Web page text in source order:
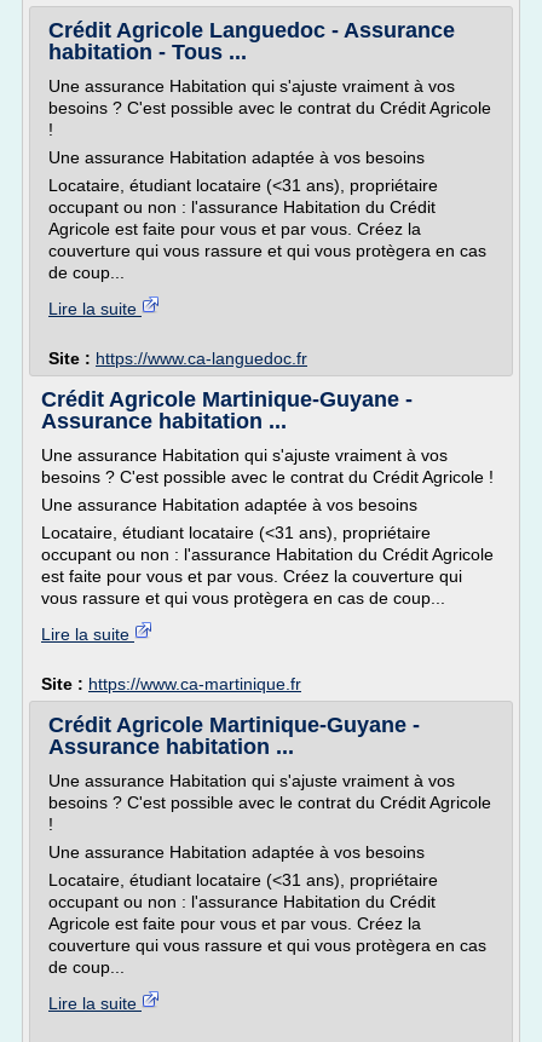
Crédit Agricole Languedoc - Assurance
habitation - Tous ...
Une assurance Habitation qui s'ajuste vraiment à vos
besoins ? C'est possible avec le contrat du Crédit Agricole
!
Une assurance Habitation adaptée à vos besoins
Locataire, étudiant locataire (<31 ans), propriétaire
occupant ou non : l'assurance Habitation du Crédit
Agricole est faite pour vous et par vous. Créez la
couverture qui vous rassure et qui vous protègera en cas
de coup...
Lire la suite
Site : https://www.ca-languedoc.fr
Crédit Agricole Martinique-Guyane -
Assurance habitation ...
Une assurance Habitation qui s'ajuste vraiment à vos
besoins ? C'est possible avec le contrat du Crédit Agricole !
Une assurance Habitation adaptée à vos besoins
Locataire, étudiant locataire (<31 ans), propriétaire
occupant ou non : l'assurance Habitation du Crédit Agricole
est faite pour vous et par vous. Créez la couverture qui
vous rassure et qui vous protègera en cas de coup...
Lire la suite
Site : https://www.ca-martinique.fr
Crédit Agricole Martinique-Guyane -
Assurance habitation ...
Une assurance Habitation qui s'ajuste vraiment à vos
besoins ? C'est possible avec le contrat du Crédit Agricole
!
Une assurance Habitation adaptée à vos besoins
Locataire, étudiant locataire (<31 ans), propriétaire
occupant ou non : l'assurance Habitation du Crédit
Agricole est faite pour vous et par vous. Créez la
couverture qui vous rassure et qui vous protègera en cas
de coup...
Lire la suite